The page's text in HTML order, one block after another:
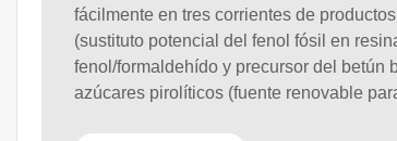
fácilmente en tres corrientes de
(sustituto potencial del fenol fósil en
fenol/formaldehído y precursor del betún
azúcares pirolíticos (fuente renovable